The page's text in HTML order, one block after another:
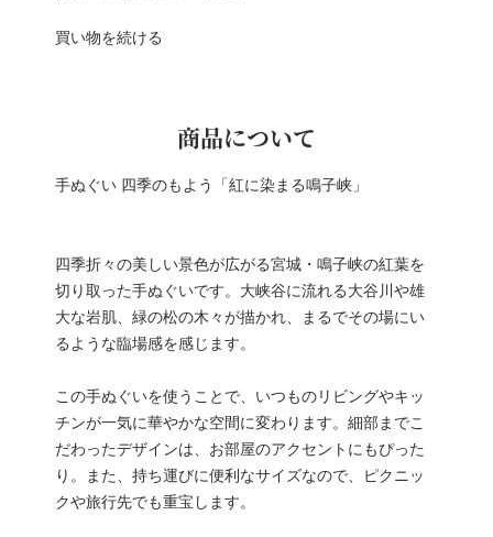
買い物を続ける
商品について
手ぬぐい 四季のもよう「紅に染まる鳴子峡」
四季折々の美しい景色が広がる宮城・鳴子峡の紅葉を
切り取った手ぬぐいです。大峡谷に流れる大谷川や雄
大な岩肌、緑の松の木々が描かれ、まるでその場にい
るような臨場感を感じます。
この手ぬぐいを使うことで、いつものリビングやキッ
チンが一気に華やかな空間に変わります。細部までこ
だわったデザインは、お部屋のアクセントにもぴった
り。また、持ち運びに便利なサイズなので、ピクニッ
クや旅行先でも重宝します。